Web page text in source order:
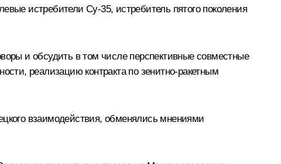
истребители Су-35, истребитель пятого поколения
и обсудить в том числе перспективные совместные
реализацию контракта по зенитно-ракетным
взаимодействия, обменялись мнениями